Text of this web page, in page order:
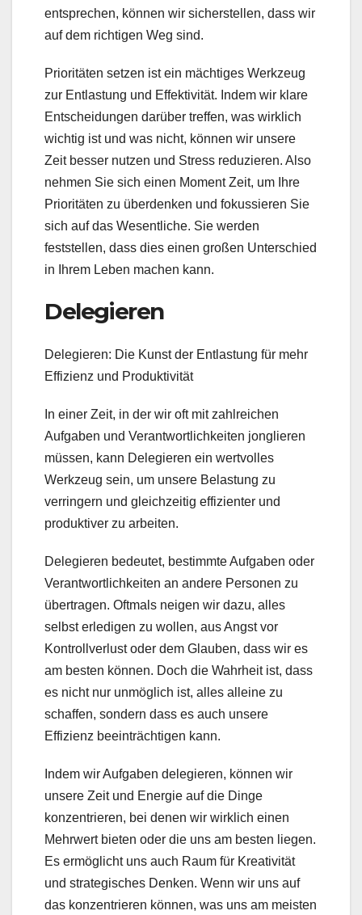
entsprechen, können wir sicherstellen, dass wir
auf dem richtigen Weg sind.
Prioritäten setzen ist ein mächtiges Werkzeug
zur Entlastung und Effektivität. Indem wir klare
Entscheidungen darüber treffen, was wirklich
wichtig ist und was nicht, können wir unsere
Zeit besser nutzen und Stress reduzieren. Also
nehmen Sie sich einen Moment Zeit, um Ihre
Prioritäten zu überdenken und fokussieren Sie
sich auf das Wesentliche. Sie werden
feststellen, dass dies einen großen Unterschied
in Ihrem Leben machen kann.
Delegieren
Delegieren: Die Kunst der Entlastung für mehr
Effizienz und Produktivität
In einer Zeit, in der wir oft mit zahlreichen
Aufgaben und Verantwortlichkeiten jonglieren
müssen, kann Delegieren ein wertvolles
Werkzeug sein, um unsere Belastung zu
verringern und gleichzeitig effizienter und
produktiver zu arbeiten.
Delegieren bedeutet, bestimmte Aufgaben oder
Verantwortlichkeiten an andere Personen zu
übertragen. Oftmals neigen wir dazu, alles
selbst erledigen zu wollen, aus Angst vor
Kontrollverlust oder dem Glauben, dass wir es
am besten können. Doch die Wahrheit ist, dass
es nicht nur unmöglich ist, alles alleine zu
schaffen, sondern dass es auch unsere
Effizienz beeinträchtigen kann.
Indem wir Aufgaben delegieren, können wir
unsere Zeit und Energie auf die Dinge
konzentrieren, bei denen wir wirklich einen
Mehrwert bieten oder die uns am besten liegen.
Es ermöglicht uns auch Raum für Kreativität
und strategisches Denken. Wenn wir uns auf
das konzentrieren können, was uns am meisten